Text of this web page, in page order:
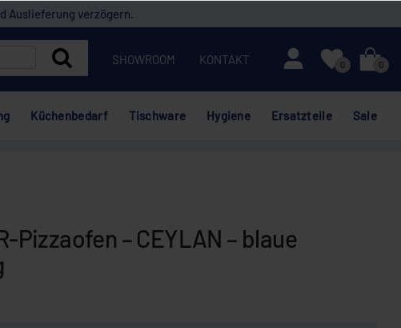
Auslieferung verzögern.
SHOWROOM KONTAKT
Mein Konto
0
0
Küchenbedarf Tischware Hygiene Ersatzteile Sale
Pizzaofen – CEYLAN – blaue